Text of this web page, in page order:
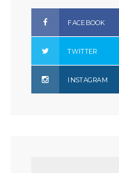
FACEBOOK
TWITTER
INSTAGRAM